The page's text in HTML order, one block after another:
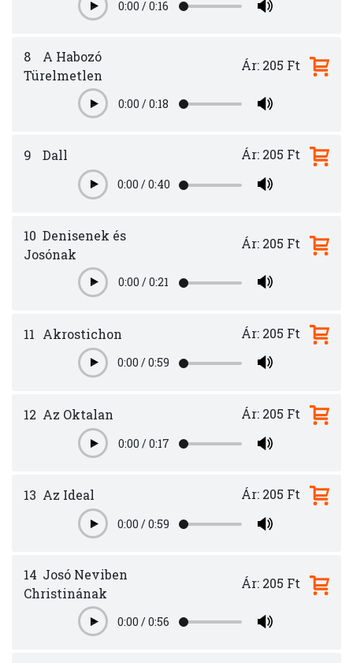
Play0:00 /0:16
8
A Habozó
Türelmetlen
Play0:00 /0:18
Ár: 205 Ft
9 Dall
Play0:00 /0:40
Ár: 205 Ft
10 Denisenek és
Josónak
Play0:00 /0:21
Ár: 205 Ft
11 Akrostichon
Play0:00 /0:59
Ár: 205 Ft
12 Az Oktalan
Play0:00 /0:17
Ár: 205 Ft
13 Az Ideal
Play0:00 /0:59
Ár: 205 Ft
14 Josó Neviben
Christinának
Play0:00 /0:56
Ár: 205 Ft